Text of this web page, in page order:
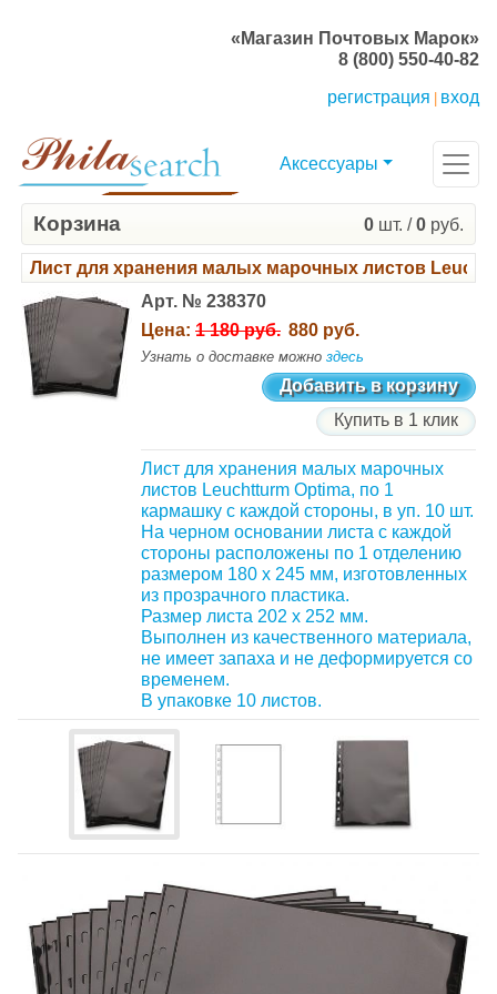
«Магазин Почтовых Марок»
8 (800) 550-40-82
регистрация
вход
Аксессуары
Корзина 0 шт. /0 руб.
Лист для хранения малых марочных листов
Арт. № 238370
Цена: 1 180 руб. 880 руб.
Узнать о доставке можно здесь
Добавить в корзину
Купить в 1 клик
Лист для хранения малых марочных
листов Leuchtturm Optima, по 1
кармашку с каждой стороны, в уп. 10 шт.
На черном основании листа с каждой
стороны расположены по 1 отделению
размером 180 х 245 мм, изготовленных
из прозрачного пластика.
Размер листа 202 х 252 мм.
Выполнен из качественного материала,
не имеет запаха и не деформируется со
временем.
В упаковке 10 листов.